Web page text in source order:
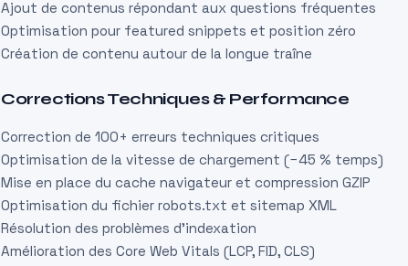
Ajout de contenus répondant aux questions fréquentes
Optimisation pour featured snippets et position zéro
Création de contenu autour de la longue traîne
Corrections Techniques & Performance
Correction de 100+ erreurs techniques critiques
Optimisation de la vitesse de chargement (−45 % temps)
Mise en place du cache navigateur et compression GZIP
Optimisation du fichier robots.txt et sitemap XML
Résolution des problèmes d’indexation
Amélioration des Core Web Vitals (LCP, FID, CLS)